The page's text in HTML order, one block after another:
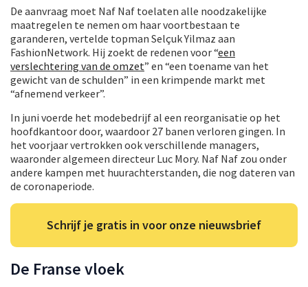
De aanvraag moet Naf Naf toelaten alle noodzakelijke
maatregelen te nemen om haar voortbestaan te
garanderen, vertelde topman Selçuk Yilmaz aan
FashionNetwork. Hij zoekt de redenen voor “een
verslechtering van de omzet” en “een toename van het
gewicht van de schulden” in een krimpende markt met
“afnemend verkeer”.
In juni voerde het modebedrijf al een reorganisatie op het
hoofdkantoor door, waardoor 27 banen verloren gingen. In
het voorjaar vertrokken ook verschillende managers,
waaronder algemeen directeur Luc Mory. Naf Naf zou onder
andere kampen met huurachterstanden, die nog dateren van
de coronaperiode.
Schrijf je gratis in voor onze nieuwsbrief
De Franse vloek